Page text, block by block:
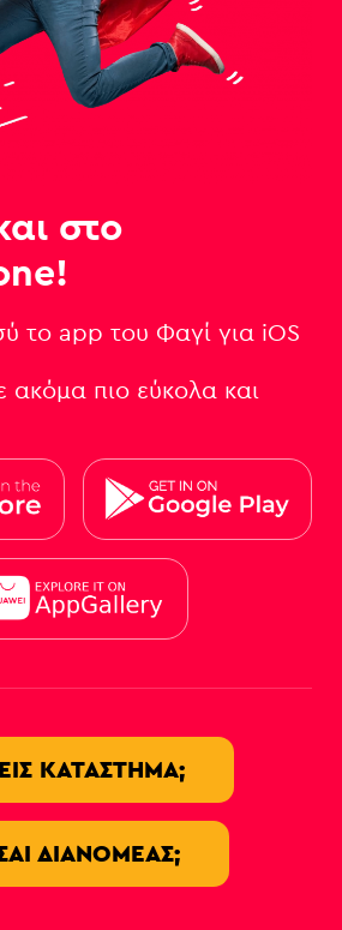
στο
το app του Φαγί για iOS
ακόμα πιο εύκολα και
ΚΑΤΆΣΤΗΜΑ;
ΔΙΑΝΟΜΈΑΣ;